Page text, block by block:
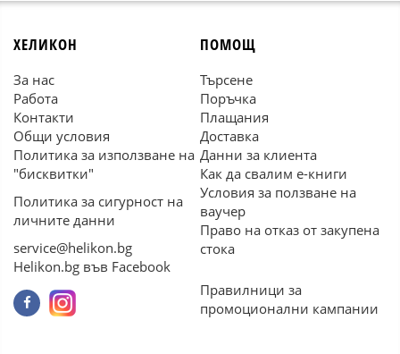
ХЕЛИКОН
За нас
Работа
Контакти
Общи условия
Политика за използване на
"бисквитки"
Политика за сигурност на
личните данни
service@helikon.bg
Helikon.bg във Facebook
ПОМОЩ
Търсене
Поръчка
Плащания
Доставка
Данни за клиента
Как да свалим е-книги
Условия за ползване на
ваучер
Право на отказ от закупена
стока
Правилници за
промоционални кампании